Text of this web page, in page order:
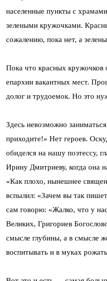
населенные пункты с
зелеными кружочками.
сожалению, пока нет, а
Пока что красных
епархии вакантных мест.
долог и трудоемок. Но это
Здесь невозможно
приходите!» Нет героев.
обиделся на нашу поэтессу,
Ирину Дмитриеву, когда она
«Как плохо, нынешнее
вспылил: «Зачем вы так
сам говорю: «Жалко, что у
Великих, Григориев
смысле глубины, а в смысле
воспитывать и в муках